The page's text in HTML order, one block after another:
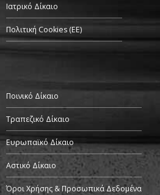
Ιατρικό Δίκαιο
Πολιτική Cookies (ΕΕ)
Ποινικό Δίκαιο
Τραπεζικό Δίκαιο
Ευρωπαϊκό Δίκαιο
Αστικό Δίκαιο
Όροι Χρήσης & Προσωπικά Δεδομένα